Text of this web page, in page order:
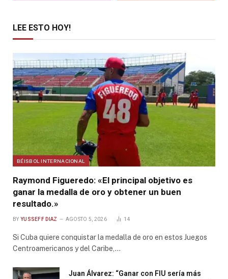
LEE ESTO HOY!
BÉISBOL INTERNACIONAL
Raymond Figueredo: «El principal objetivo es
ganar la medalla de oro y obtener un buen
resultado.»
BY YUSSEFF DIAZ AGOSTO 5, 2026 14
Si Cuba quiere conquistar la medalla de oro en estos Juegos
Centroamericanos y del Caribe,…
Juan Álvarez: “Ganar con FIU sería más